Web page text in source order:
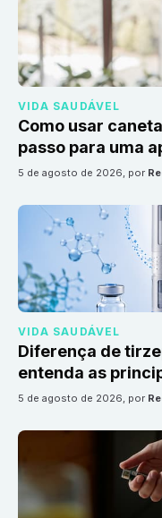
VIDA SAUDÁVEL
Como usar
passo para uma
5 de agosto de 2026, por
VIDA SAUDÁVEL
Diferença de
entenda as
5 de agosto de 2026, por